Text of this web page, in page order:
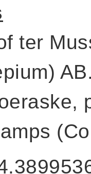
ter